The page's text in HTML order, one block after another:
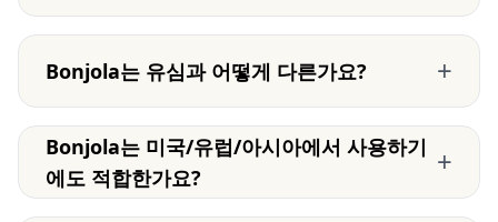
Bonjola는 유심과 어떻게 다른가요? +
Bonjola는 미국/유럽/아시아에서 사용하기
에도 적합한가요?
+